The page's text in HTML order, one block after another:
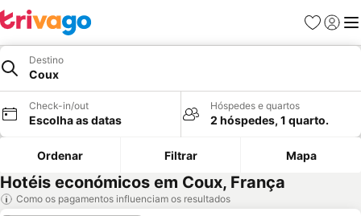
Favoritos
Iniciar
Destino
Coux
Check-in/out
Escolha as datas
Hóspedes e quartos
2 hóspedes, 1 quarto.
Ordenar Filtrar Mapa
Hotéis económicos em Coux, França
Como os pagamentos influenciam os resultados